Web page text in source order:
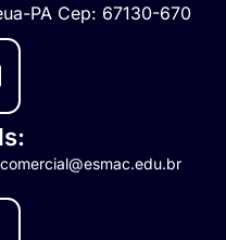
PA Cep: 67130-670